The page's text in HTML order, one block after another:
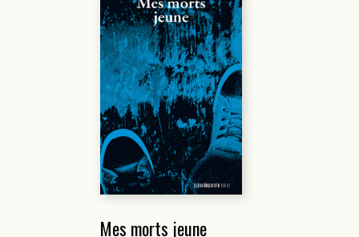
Mes morts jeune